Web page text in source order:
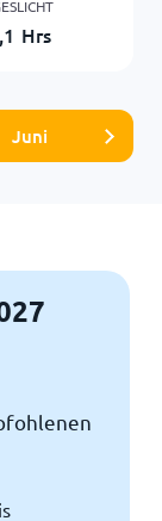
Hrs
Juni